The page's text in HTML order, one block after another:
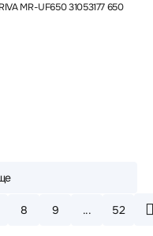
MR-UF650 31053177 650
8 9 ... 52